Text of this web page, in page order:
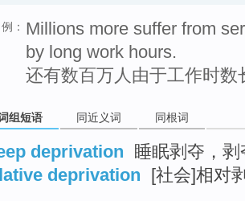
例： Millions more suffer from
by long work hours.
还有数百万人由于工作时
组短语 同近义词 同根词
deprivation 睡眠剥夺，剥
deprivation [社会]相对